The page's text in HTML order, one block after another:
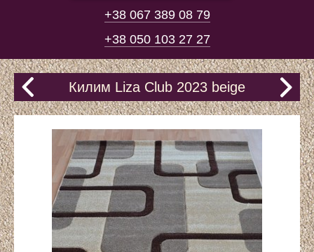
+38 067 389 08 79
+38 050 103 27 27
Килим Liza Club 2023 beige